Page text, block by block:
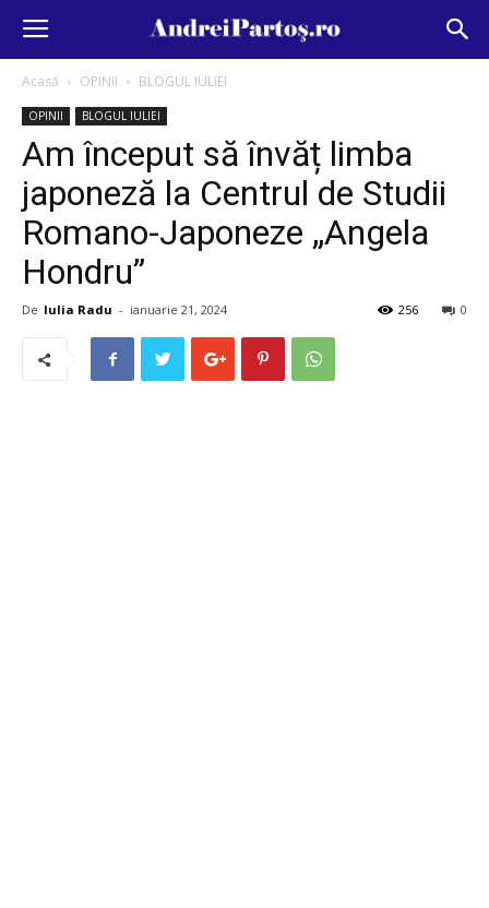
Acasă OPINII BLOGUL IULIEI
OPINII BLOGUL IULIEI
Am început să învăț limba
japoneză la Centrul de Studii
Romano-Japoneze „Angela
Hondru”
De Iulia Radu - ianuarie 21, 2024 0
256